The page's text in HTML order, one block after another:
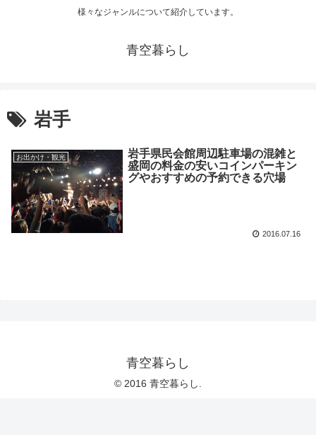
様々なジャンルについて紹介しています。
青空暮らし
岩手
お出かけ・観光
岩手県民会館周辺駐車場の混雑と
盛岡の料金の安いコインパーキン
グやおすすめの予約できる穴場
2016.07.16
青空暮らし
© 2016 青空暮らし.